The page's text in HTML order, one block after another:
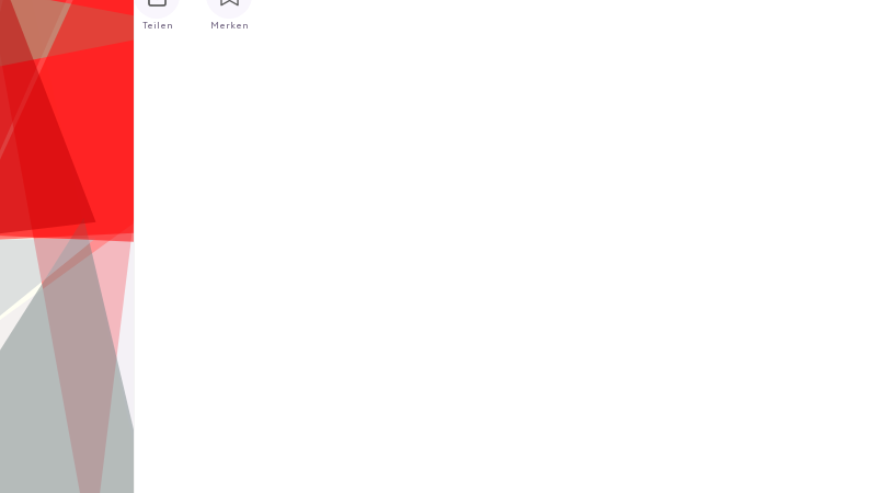
Teilen Merken